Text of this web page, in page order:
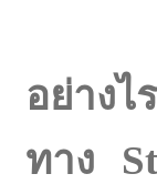
อย่าง
ทาง